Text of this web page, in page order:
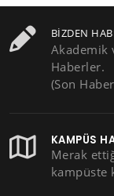
BIZDEN
Akademik
Haberler.
(Son
KAMPÜS
Merak
kampüste